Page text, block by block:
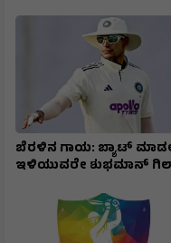
ಬೆರಳಿನ ಗಾಯ: ಬ್ಯಾಟ್
ಇಳಿಯುವರೇ ಶುಭಮಾನ್